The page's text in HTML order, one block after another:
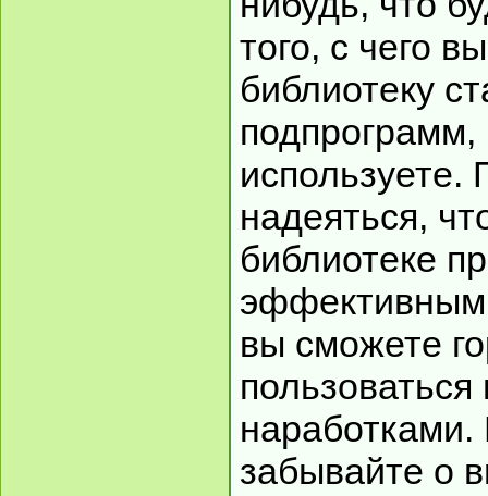
того, с чего
библиотеку
используете.
надеяться,
библиотеке
вы сможете
наработками.
забывайте о